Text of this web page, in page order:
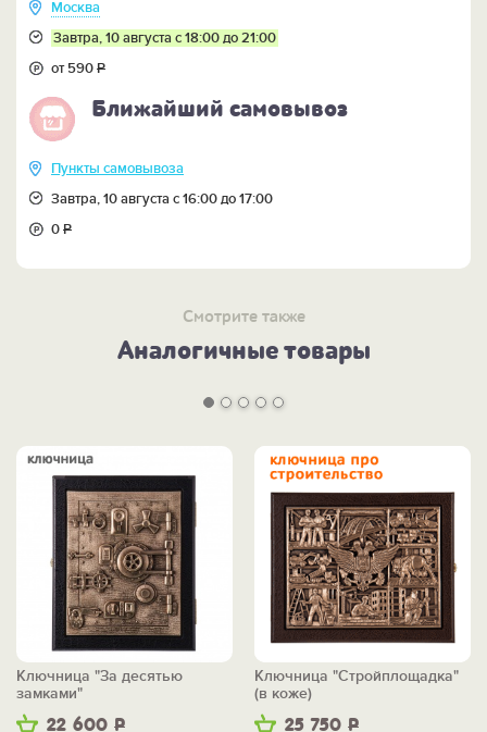
Москва
Завтра, 10 августа с 18:00 до 21:00
от 590Р
Ближайший самовывоз
Пункты самовывоза
Завтра, 10 августа с 16:00 до 17:00
0Р
Смотрите также
Аналогичные товары
22 600 Р
Ключница "За десятью
замками"
25 750 Р
Ключница "Стройплощадка"
(в коже)